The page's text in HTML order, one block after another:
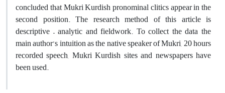
concluded that Mukri Kurdish pronominal clitics appear in the
second position. The research method of this article is
descriptive – analytic and fieldwork. To collect the data the
main author’s intuition as the native speaker of Mukri, 20 hours
recorded speech, Mukri Kurdish sites and newspapers have
been used.